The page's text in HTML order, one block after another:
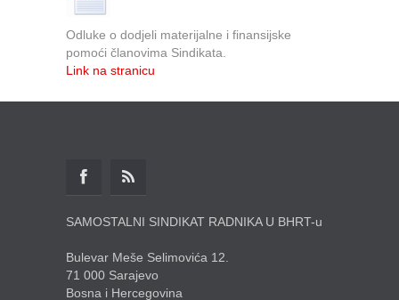
Odluke o dodjeli materijalne i finansijske
pomoći članovima Sindikata.
Link na stranicu
SAMOSTALNI SINDIKAT RADNIKA U BHRT-u
Bulevar Meše Selimovića 12.
71 000 Sarajevo
Bosna i Hercegovina